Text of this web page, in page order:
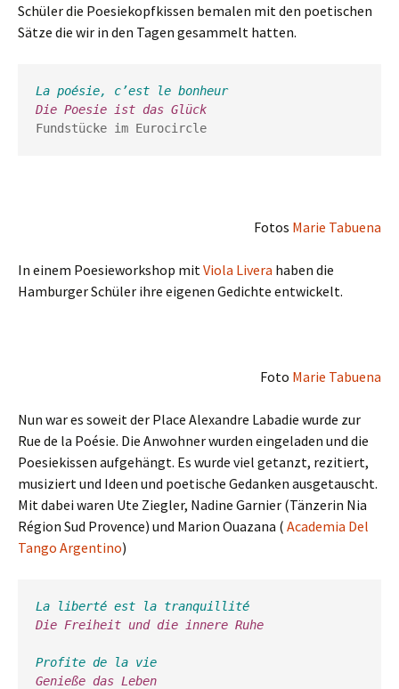
Schüler die Poesiekopfkissen bemalen mit den poetischen
Sätze die wir in den Tagen gesammelt hatten.
La poésie, c’est le bonheur
Fundstücke im Eurocircle
Fotos Marie Tabuena
In einem Poesieworkshop mit Viola Livera haben die
Hamburger Schüler ihre eigenen Gedichte entwickelt.
Foto Marie Tabuena
Nun war es soweit der Place Alexandre Labadie wurde zur
Rue de la Poésie. Die Anwohner wurden eingeladen und die
Poesiekissen aufgehängt. Es wurde viel getanzt, rezitiert,
musiziert und Ideen und poetische Gedanken ausgetauscht.
Mit dabei waren Ute Ziegler, Nadine Garnier (Tänzerin Nia
Région Sud Provence) und Marion Ouazana ( Academia Del
Tango Argentino)
La liberté est la tranquillité
Die Freiheit und die innere Ruhe
Profite de la vie
Genieße das Leben